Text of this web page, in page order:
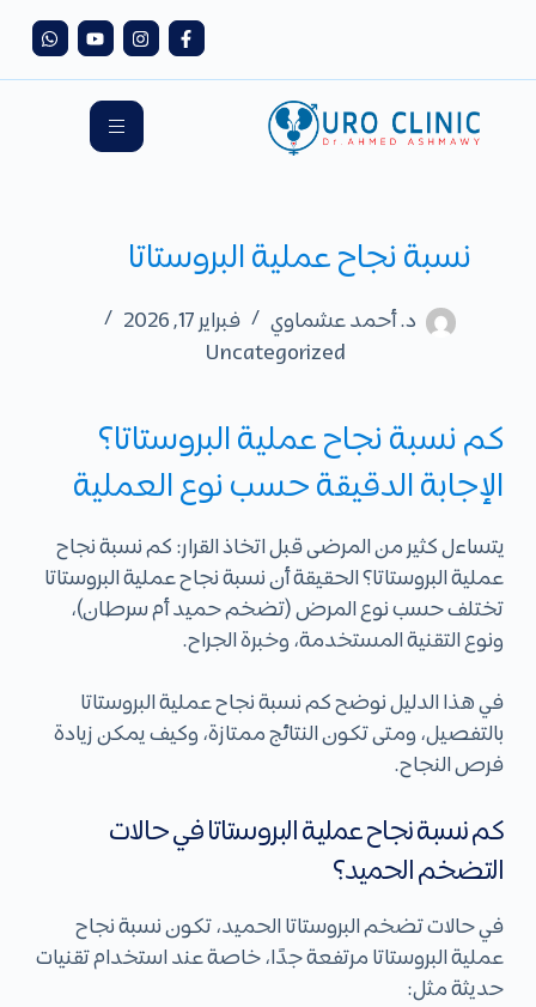
نسبة نجاح عملية البروستاتا
د. أحمد عشماوي
فبراير 17, 2026
Uncategorized
كم نسبة نجاح عملية البروستاتا؟
الإجابة الدقيقة حسب نوع العملية
يتساءل كثير من المرضى قبل اتخاذ القرار:كم نسبة نجاح
عملية البروستاتا؟الحقيقة أن نسبة نجاح عملية البروستاتا
تختلف حسب نوع المرض (تضخم حميد أم سرطان)،
ونوع التقنية المستخدمة، وخبرة الجراح.
في هذا الدليل نوضح كم نسبة نجاح عملية البروستاتا
بالتفصيل، ومتى تكون النتائج ممتازة، وكيف يمكن زيادة
فرص النجاح.
كم نسبة نجاح عملية البروستاتا في حالات
التضخم الحميد؟
في حالات تضخم البروستاتا الحميد، تكون نسبة نجاح
عملية البروستاتا مرتفعة جدًا، خاصة عند استخدام تقنيات
حديثة مثل: